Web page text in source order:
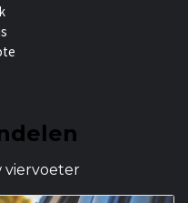
viervoeter